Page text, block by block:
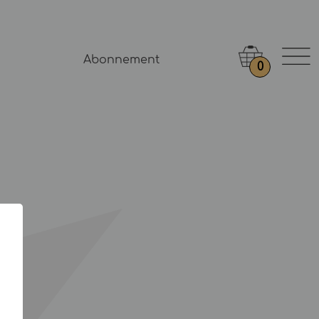
Abonnement
0